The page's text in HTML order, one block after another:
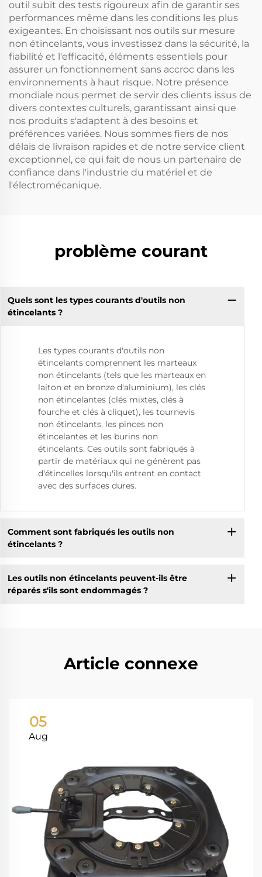
outil subit des tests rigoureux afin de garantir ses
performances même dans les conditions les plus
exigeantes. En choisissant nos outils sur mesure
non étincelants, vous investissez dans la sécurité, la
fiabilité et l'efficacité, éléments essentiels pour
assurer un fonctionnement sans accroc dans les
environnements à haut risque. Notre présence
mondiale nous permet de servir des clients issus de
divers contextes culturels, garantissant ainsi que
nos produits s'adaptent à des besoins et
préférences variées. Nous sommes fiers de nos
délais de livraison rapides et de notre service client
exceptionnel, ce qui fait de nous un partenaire de
confiance dans l'industrie du matériel et de
l'électromécanique.
problème courant
Quels sont les types courants d'outils non
étincelants ?
Les types courants d'outils non
étincelants comprennent les marteaux
non étincelants (tels que les marteaux en
laiton et en bronze d'aluminium), les clés
non étincelantes (clés mixtes, clés à
fourche et clés à cliquet), les tournevis
non étincelants, les pinces non
étincelantes et les burins non
étincelants. Ces outils sont fabriqués à
partir de matériaux qui ne génèrent pas
d'étincelles lorsqu'ils entrent en contact
avec des surfaces dures.
Comment sont fabriqués les outils non
étincelants ?
Les outils non étincelants peuvent-ils être
réparés s'ils sont endommagés ?
Article connexe
05
Aug